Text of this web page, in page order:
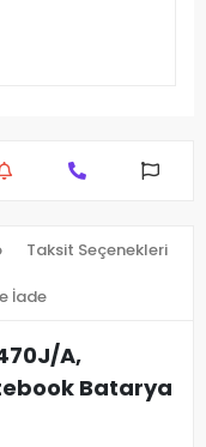
Taksit Seçenekleri
İade
A,
Batarya